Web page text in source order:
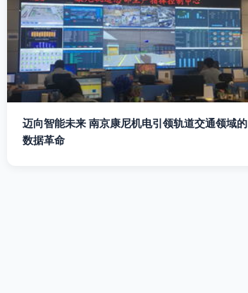
迈向智能未来 南京康尼机电引领轨道交通领域的
数据革命